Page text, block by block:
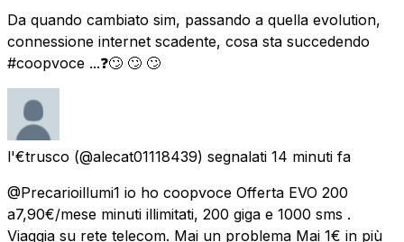
Da quando cambiato sim, passando a quella evolution,
connessione internet scadente, cosa sta succedendo
#coopvoce ...❓🙄 🙄 🙄
l'€trusco (@alecat01118439) segnalati 14 minuti fa
@Precarioillumi1 io ho coopvoce Offerta EVO 200
a7,90€/mese minuti illimitati, 200 giga e 1000 sms .
Viaggia su rete telecom. Mai un problema Mai 1€ in più